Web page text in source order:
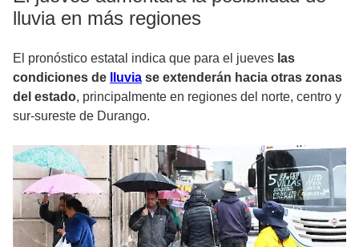
lluvia en más regiones
El pronóstico estatal indica que para el jueves las
condiciones de
lluvia se extenderán hacia otras zonas
del estado, principalmente en regiones del norte, centro y
sur-sureste de Durango.